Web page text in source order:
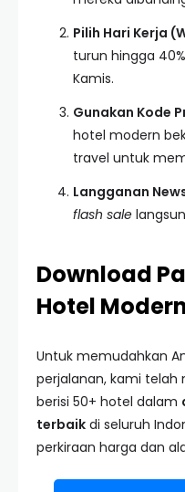
Pilih Hari Kerja
turun hingga
Kamis.
Gunakan Kode
hotel modern
travel untuk
Langganan
flash sale
Download
Hotel
Untuk memudahkan
perjalanan, kami telah
berisi 50+ hotel dalam
terbaik di seluruh
perkiraan harga dan